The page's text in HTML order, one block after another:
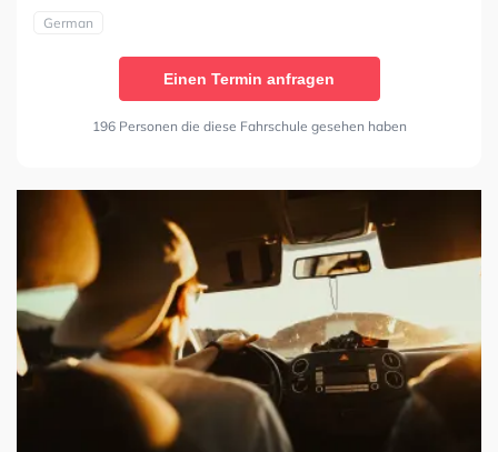
German
Einen Termin anfragen
196 Personen die diese Fahrschule gesehen haben